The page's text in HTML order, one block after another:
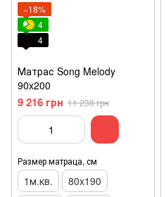
−18%
4
4
Матрас Song Melody
90x200
9 216 грн 11 238 грн
Размер матраца, см
1м.кв.
80x190